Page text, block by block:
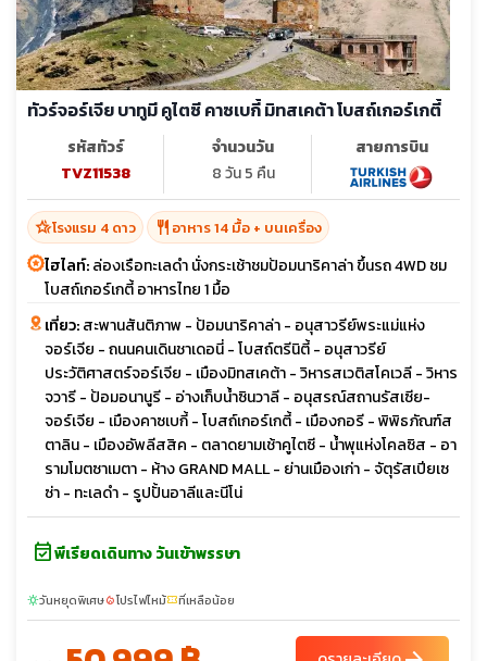
ทัวร์จอร์เจีย บาทูมี คูไตซี คาซเบกี้ มิทสเคต้า โบสถ์เกอร์เกตี้
รหัสทัวร์
TVZ11538
จำนวนวัน
8 วัน 5 คืน
สายการบิน
hotel_classโรงแรม 4 ดาว restaurant อาหาร 14 มื้อ + บนเครื่อง
ไฮไลท์:ล่องเรือทะเลดำ นั่งกระเช้าชมป้อมนาริคาล่า ขึ้นรถ 4WD ชม
โบสถ์เกอร์เกตี้ อาหารไทย 1 มื้อ
เที่ยว:สะพานสันติภาพ - ป้อมนาริคาล่า - อนุสาวรีย์พระแม่แห่ง
จอร์เจีย - ถนนคนเดินชาเดอนี่ - โบสถ์ตรีนิตี้ - อนุสาวรีย์
ประวัติศาสตร์จอร์เจีย - เมืองมิทสเคต้า - วิหารสเวติสโคเวลี - วิหาร
จวารี - ป้อมอนานูรี - อ่างเก็บน้ำซินวาลี - อนุสรณ์สถานรัสเซีย-
จอร์เจีย - เมืองคาซเบกี้ - โบสถ์เกอร์เกตี้ - เมืองกอรี - พิพิธภัณฑ์ส
ตาลิน - เมืองอัพลีสสิค - ตลาดยามเช้าคูไตซี - น้ำพุแห่งโคลซิส - อา
รามโมตซาเมตา - ห้าง GRAND MALL - ย่านเมืองเก่า - จัตุรัสเปียเซ
ซ่า - ทะเลดำ - รูปปั้นอาลีและนีโน่
event_availableพีเรียดเดินทาง วันเข้าพรรษา
sunnyวันหยุดพิเศษlocal_fire_departmentโปรไฟไหม้confirmation_numberที่เหลือน้อย